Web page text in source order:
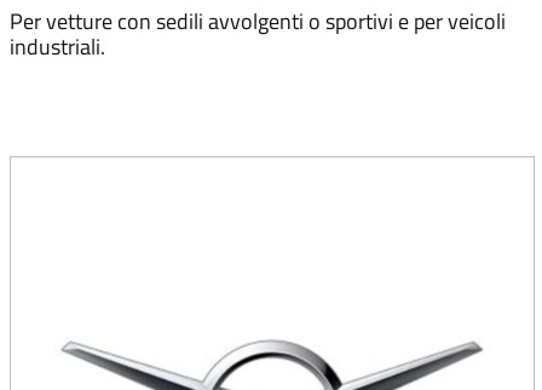
Per vetture con sedili avvolgenti o sportivi e per veicoli
industriali.